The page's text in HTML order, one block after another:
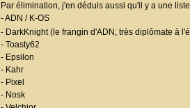
Par élimination, j'en déduis aussi qu'il y a une
- ADN / K-OS
- DarkKnight (le frangin d'ADN, très diplômate à
- Toasty62
- Epsilon
- Kahr
- Pixel
- Nosk